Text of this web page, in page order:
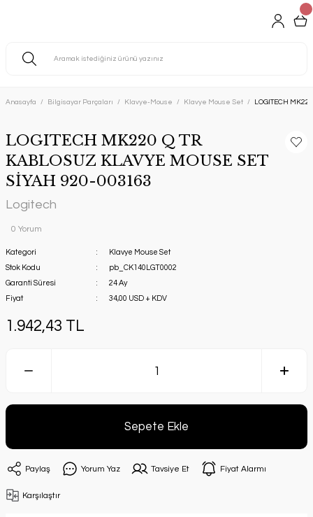
Anasayfa Bilgisayar Parçaları Klavye-Mouse Klavye Mouse Set LOGITECH
LOGITECH MK220 Q TR
KABLOSUZ KLAVYE MOUSE SET
SİYAH 920-003163
Logitech
0 Yorum
Kategori
Klavye Mouse Set
Stok Kodu
pb_CK140LGT0002
Garanti Süresi
24 Ay
Fiyat
34,00 USD + KDV
1.942,43 TL
Sepete Ekle
Paylaş Yorum Yaz Tavsiye Et Fiyat Alarmı
Karşılaştır